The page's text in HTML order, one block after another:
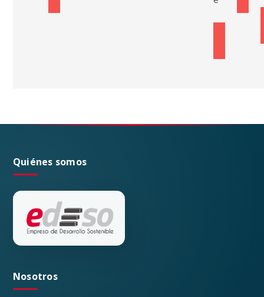
Quiénes somos
Nosotros